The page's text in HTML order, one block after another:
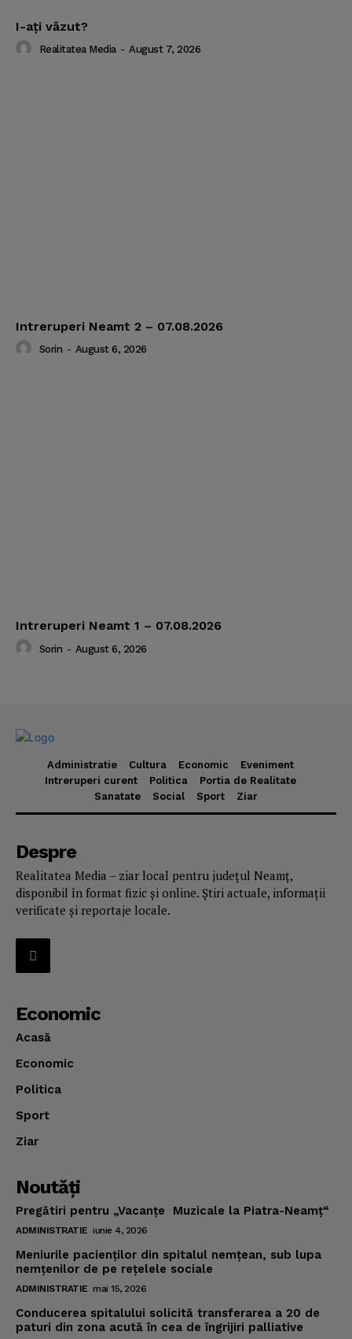
I-aţi văzut?
Realitatea Media - August 7, 2026
Intreruperi Neamt 2 – 07.08.2026
Sorin - August 6, 2026
Intreruperi Neamt 1 – 07.08.2026
Sorin - August 6, 2026
Administratie Cultura Economic
Eveniment
Intreruperi curent
Politica
Portia de Realitate
Sanatate
Social Sport Ziar
Despre
Realitatea Media – ziar local pentru județul Neamț,
disponibil în format fizic și online. Știri actuale, informații
verificate și reportaje locale.
Economic
Acasă
Economic
Politica
Sport
Ziar
Noutăţi
Pregătiri pentru „Vacanţe Muzicale la Piatra-Neamţ“
ADMINISTRATIE iunie 4, 2026
Meniurile pacienţilor din spitalul nemţean, sub lupa
nemţenilor de pe reţelele sociale
ADMINISTRATIE mai 15, 2026
Conducerea spitalului solicită transferarea a 20 de
paturi din zona acută în cea de îngrijiri palliative